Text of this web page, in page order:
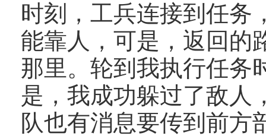
时刻，工兵连接到任务
能靠人，可是，返回的
那里。轮到我执行任务
是，我成功躲过了敌人
队也有消息要传到前方